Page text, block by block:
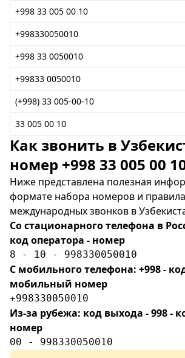
+998 33 005 00 10
+998330050010
+998 33 0050010
+99833 0050010
(+998) 33 005-00-10
33 005 00 10
Как звонить в
номер +998 33 005 00
Ниже представлена полезная
формате набора номеров и
международных звонков в
Со стационарного телефона в
код оператора - номер
8 - 10 - 998330050010
С мобильного телефона: +998 -
мобильный номер
+998330050010
Из-за рубежа: код выхода - 998 -
номер
00 - 998330050010